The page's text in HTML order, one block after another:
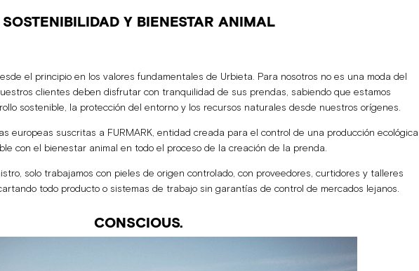
SOSTENIBILIDAD Y BIENESTAR ANIMAL
el principio en los valores fundamentales de Urbieta. Para nosotros no es una moda del
clientes deben disfrutar con tranquilidad de sus prendas, sabiendo que estamos
sostenible, la protección del entorno y los recursos naturales desde nuestros orígenes.
europeas suscritas a FURMARK, entidad creada para el control de una producción ecológica
con el bienestar animal en todo el proceso de la creación de la prenda.
solo trabajamos con pieles de origen controlado, con proveedores, curtidores y talleres
todo producto o sistemas de trabajo sin garantías de control de mercados lejanos.
CONSCIOUS.